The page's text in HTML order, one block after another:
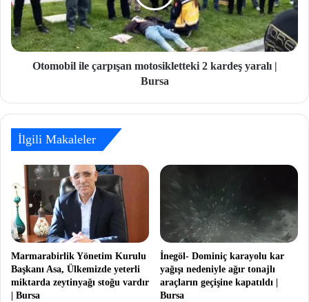
Otomobil ile çarpışan motosikletteki 2 kardeş yaralı |
Bursa
İlgili Makaleler
Marmarabirlik Yönetim Kurulu
Başkanı Asa, Ülkemizde yeterli
miktarda zeytinyağı stoğu vardır
| Bursa
İnegöl- Dominiç karayolu kar
yağışı nedeniyle ağır tonajlı
araçların geçişine kapatıldı |
Bursa